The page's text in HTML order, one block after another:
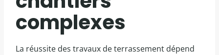
complexes
La réussite des travaux de terrassement dépend